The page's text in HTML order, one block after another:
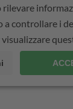
a controllare i